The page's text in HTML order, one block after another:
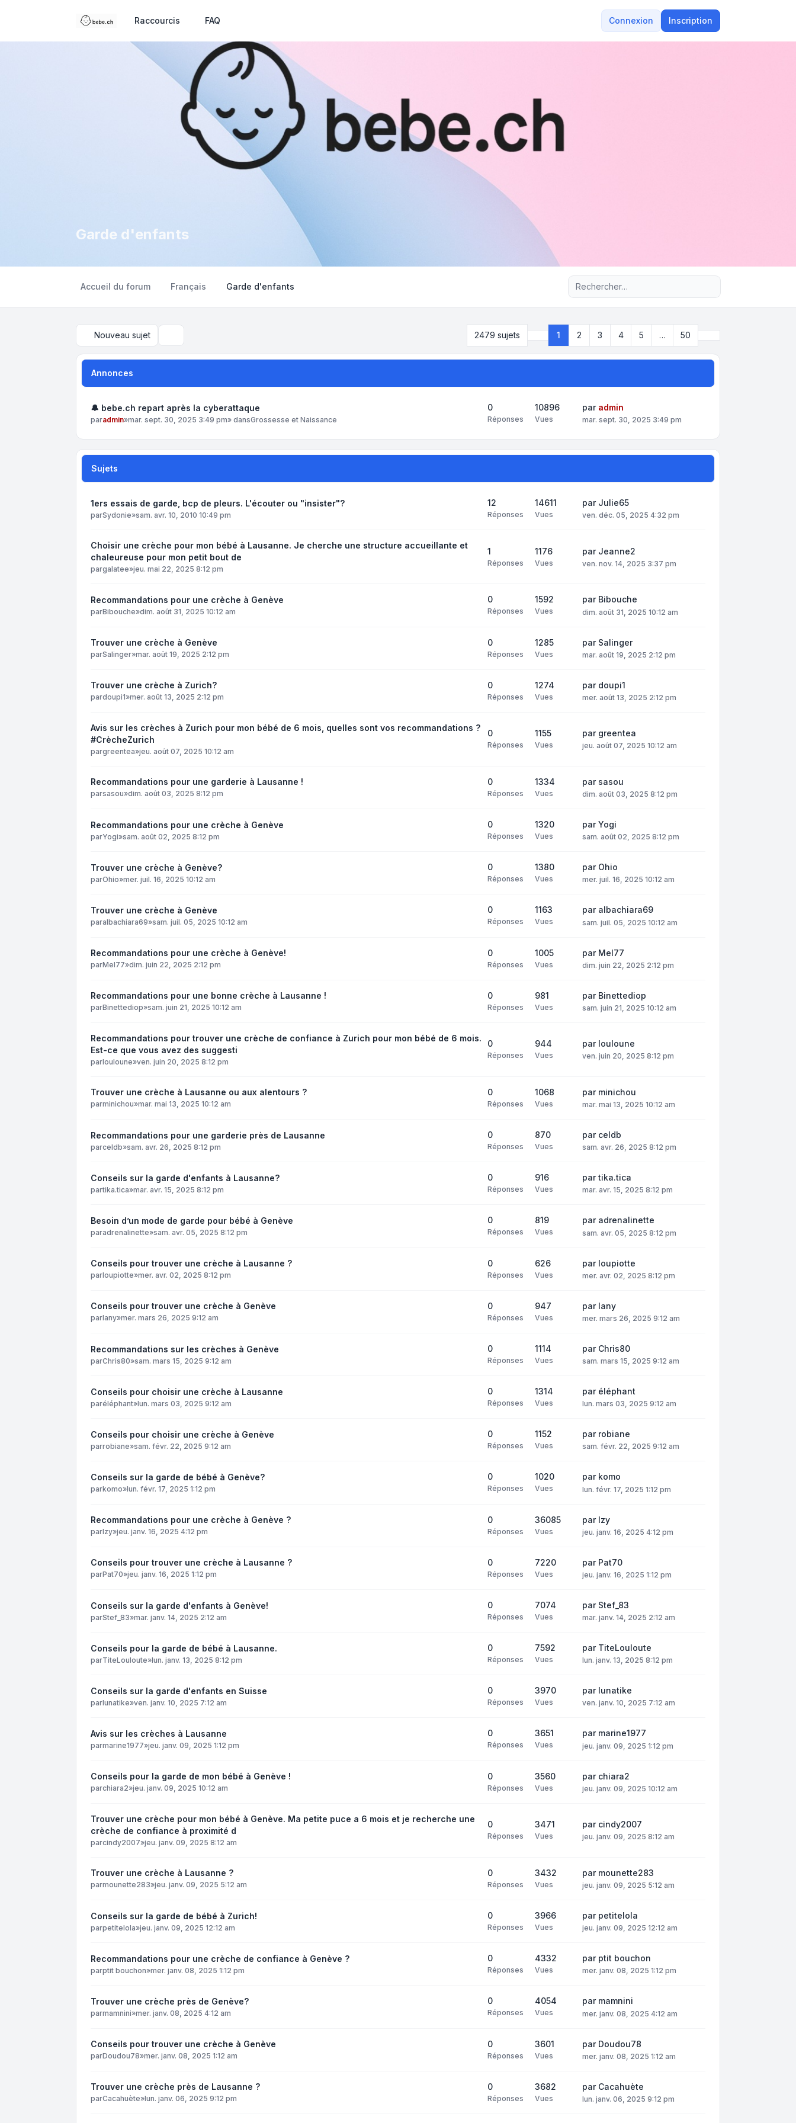
Raccourcis FAQ Connexion Inscription
Garde d'enfants
Accueil du forum Français Garde d'enfants Recherche avancée
Nouveau sujet 2479 sujets Page 1 sur50
1 2 3 4 5 … 50
Annonces
🔔 bebe.ch repart après la cyberattaque
paradmin»mar. sept. 30, 2025 3:49 pm» dansGrossesse et Naissance
0
Réponses
10896
Vues
par admin
mar. sept. 30, 2025 3:49 pm
Sujets
1ers essais de garde, bcp de pleurs. L'écouter ou "insister"?
parSydonie»sam. avr. 10, 2010 10:49 pm
12
Réponses
14611
Vues
par Julie65
ven. déc. 05, 2025 4:32 pm
Choisir une crèche pour mon bébé à Lausanne. Je cherche une structure accueillante et
chaleureuse pour mon petit bout de
pargalatee»jeu. mai 22, 2025 8:12 pm
1
Réponses
1176
Vues
par Jeanne2
ven. nov. 14, 2025 3:37 pm
Recommandations pour une crèche à Genève
parBibouche»dim. août 31, 2025 10:12 am
0
Réponses
1592
Vues
par Bibouche
dim. août 31, 2025 10:12 am
Trouver une crèche à Genève
parSalinger»mar. août 19, 2025 2:12 pm
0
Réponses
1285
Vues
par Salinger
mar. août 19, 2025 2:12 pm
Trouver une crèche à Zurich?
pardoupi1»mer. août 13, 2025 2:12 pm
0
Réponses
1274
Vues
par doupi1
mer. août 13, 2025 2:12 pm
Avis sur les crèches à Zurich pour mon bébé de 6 mois, quelles sont vos recommandations ?
#CrècheZurich
pargreentea»jeu. août 07, 2025 10:12 am
0
Réponses
1155
Vues
par greentea
jeu. août 07, 2025 10:12 am
Recommandations pour une garderie à Lausanne !
parsasou»dim. août 03, 2025 8:12 pm
0
Réponses
1334
Vues
par sasou
dim. août 03, 2025 8:12 pm
Recommandations pour une crèche à Genève
parYogi»sam. août 02, 2025 8:12 pm
0
Réponses
1320
Vues
parYogi
sam. août 02, 2025 8:12 pm
Trouver une crèche à Genève?
parOhio»mer. juil. 16, 2025 10:12 am
0
Réponses
1380
Vues
par Ohio
mer. juil. 16, 2025 10:12 am
Trouver une crèche à Genève
paralbachiara69»sam. juil. 05, 2025 10:12 am
0
Réponses
1163
Vues
par albachiara69
sam. juil. 05, 2025 10:12 am
Recommandations pour une crèche à Genève!
parMel77»dim. juin 22, 2025 2:12 pm
0
Réponses
1005
Vues
par Mel77
dim. juin 22, 2025 2:12 pm
Recommandations pour une bonne crèche à Lausanne !
parBinettediop»sam. juin 21, 2025 10:12 am
0
Réponses
981
Vues
par Binettediop
sam. juin 21, 2025 10:12 am
Recommandations pour trouver une crèche de confiance à Zurich pour mon bébé de 6 mois.
Est-ce que vous avez des suggesti
parlouloune»ven. juin 20, 2025 8:12 pm
0
Réponses
944
Vues
par louloune
ven. juin 20, 2025 8:12 pm
Trouver une crèche à Lausanne ou aux alentours ?
parminichou»mar. mai 13, 2025 10:12 am
0
Réponses
1068
Vues
par minichou
mar. mai 13, 2025 10:12 am
Recommandations pour une garderie près de Lausanne
parceldb»sam. avr. 26, 2025 8:12 pm
0
Réponses
870
Vues
par celdb
sam. avr. 26, 2025 8:12 pm
Conseils sur la garde d'enfants à Lausanne?
partika.tica»mar. avr. 15, 2025 8:12 pm
0
Réponses
916
Vues
partika.tica
mar. avr. 15, 2025 8:12 pm
Besoin d’un mode de garde pour bébé à Genève
paradrenalinette»sam. avr. 05, 2025 8:12 pm
0
Réponses
819
Vues
par adrenalinette
sam. avr. 05, 2025 8:12 pm
Conseils pour trouver une crèche à Lausanne ?
parloupiotte»mer. avr. 02, 2025 8:12 pm
0
Réponses
626
Vues
par loupiotte
mer. avr. 02, 2025 8:12 pm
Conseils pour trouver une crèche à Genève
parlany»mer. mars 26, 2025 9:12 am
0
Réponses
947
Vues
par lany
mer. mars 26, 2025 9:12 am
Recommandations sur les crèches à Genève
parChris80»sam. mars 15, 2025 9:12 am
0
Réponses
1114
Vues
par Chris80
sam. mars 15, 2025 9:12 am
Conseils pour choisir une crèche à Lausanne
paréléphant»lun. mars 03, 2025 9:12 am
0
Réponses
1314
Vues
par éléphant
lun. mars 03, 2025 9:12 am
Conseils pour choisir une crèche à Genève
parrobiane»sam. févr. 22, 2025 9:12 am
0
Réponses
1152
Vues
par robiane
sam. févr. 22, 2025 9:12 am
Conseils sur la garde de bébé à Genève?
parkomo»lun. févr. 17, 2025 1:12 pm
0
Réponses
1020
Vues
par komo
lun. févr. 17, 2025 1:12 pm
Recommandations pour une crèche à Genève ?
parIzy»jeu. janv. 16, 2025 4:12 pm
0
Réponses
36085
Vues
par Izy
jeu. janv. 16, 2025 4:12 pm
Conseils pour trouver une crèche à Lausanne ?
parPat70»jeu. janv. 16, 2025 1:12 pm
0
Réponses
7220
Vues
par Pat70
jeu. janv. 16, 2025 1:12 pm
Conseils sur la garde d'enfants à Genève!
parStef_83»mar. janv. 14, 2025 2:12 am
0
Réponses
7074
Vues
par Stef_83
mar. janv. 14, 2025 2:12 am
Conseils pour la garde de bébé à Lausanne.
parTiteLouloute»lun. janv. 13, 2025 8:12 pm
0
Réponses
7592
Vues
par TiteLouloute
lun. janv. 13, 2025 8:12 pm
Conseils sur la garde d'enfants en Suisse
parlunatike»ven. janv. 10, 2025 7:12 am
0
Réponses
3970
Vues
par lunatike
ven. janv. 10, 2025 7:12 am
Avis sur les crèches à Lausanne
parmarine1977»jeu. janv. 09, 2025 1:12 pm
0
Réponses
3651
Vues
par marine1977
jeu. janv. 09, 2025 1:12 pm
Conseils pour la garde de mon bébé à Genève !
parchiara2»jeu. janv. 09, 2025 10:12 am
0
Réponses
3560
Vues
par chiara2
jeu. janv. 09, 2025 10:12 am
Trouver une crèche pour mon bébé à Genève. Ma petite puce a 6 mois et je recherche une
crèche de confiance à proximité d
parcindy2007»jeu. janv. 09, 2025 8:12 am
0
Réponses
3471
Vues
par cindy2007
jeu. janv. 09, 2025 8:12 am
Trouver une crèche à Lausanne ?
parmounette283»jeu. janv. 09, 2025 5:12 am
0
Réponses
3432
Vues
par mounette283
jeu. janv. 09, 2025 5:12 am
Conseils sur la garde de bébé à Zurich!
parpetitelola»jeu. janv. 09, 2025 12:12 am
0
Réponses
3966
Vues
par petitelola
jeu. janv. 09, 2025 12:12 am
Recommandations pour une crèche de confiance à Genève ?
parptit bouchon»mer. janv. 08, 2025 1:12 pm
0
Réponses
4332
Vues
par ptit bouchon
mer. janv. 08, 2025 1:12 pm
Trouver une crèche près de Genève?
parmamnini»mer. janv. 08, 2025 4:12 am
0
Réponses
4054
Vues
par mamnini
mer. janv. 08, 2025 4:12 am
Conseils pour trouver une crèche à Genève
parDoudou78»mer. janv. 08, 2025 1:12 am
0
Réponses
3601
Vues
par Doudou78
mer. janv. 08, 2025 1:12 am
Trouver une crèche près de Lausanne ?
parCacahuète»lun. janv. 06, 2025 9:12 pm
0
Réponses
3682
Vues
par Cacahuète
lun. janv. 06, 2025 9:12 pm